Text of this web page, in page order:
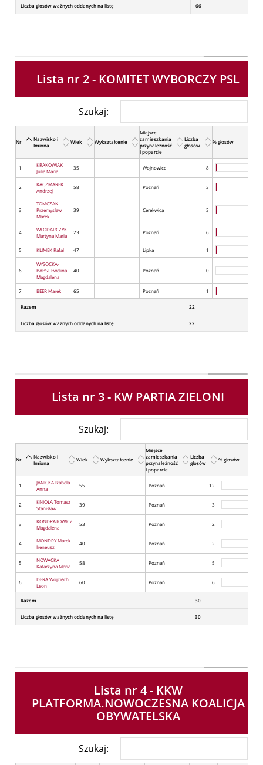
Liczba głosów ważnych oddanych na listę 66
Lista nr 2 - KOMITET WYBORCZY PSL
Szukaj:
Nr
Nazwisko i
Imiona
Wiek Wykształcenie
Miejsce
zamieszkania
przynależność
i poparcie
Liczba
głosów
% głosów
1
KRAKOWIAK
Julia Maria
35 Wojnowice 8
2
KACZMAREK
Andrzej
58 Poznań 3
3
TOMCZAK
Przemysław
Marek
39 Cerekwica 3
4
WŁODARCZYK
Martyna Maria
23 Poznań 6
5 KLIMEK Rafał 47 Lipka 1
6
WYSOCKA-
BABST Ewelina
Magdalena
40 Poznań 0
7 BEER Marek 65 Poznań 1
Razem 22
Liczba głosów ważnych oddanych na listę 22
Lista nr 3 - KW PARTIA ZIELONI
Szukaj:
Nr
Nazwisko i
Imiona
Wiek Wykształcenie
Miejsce
zamieszkania
przynależność
i poparcie
Liczba
głosów
% głosów
1
JANICKA Izabela
Anna
55 Poznań 12
2
KNIOŁA Tomasz
Stanisław
39 Poznań 3
3
KONDRATOWICZ
Magdalena
53 Poznań 2
4
MONDRY Marek
Ireneusz
40 Poznań 2
5
NOWACKA
Katarzyna Maria
58 Poznań 5
6
DERA Wojciech
Leon
60 Poznań 6
Razem 30
Liczba głosów ważnych oddanych na listę 30
Lista nr 4 - KKW
PLATFORMA.NOWOCZESNA KOALICJA
OBYWATELSKA
Szukaj: